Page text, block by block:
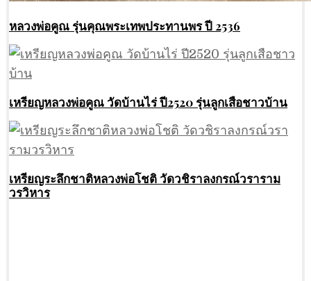
หลวงพ่อคูณ รุ่นคุณพระเทพประทานพร ปี 2536
เหรียญหลวงพ่อคูณ วัดบ้านไร่ ปี2520 รุ่นลูกเสือชาวบ้าน
เหรียญระลึกชาติหลวงพ่อโชติ วัดวชิราลงกรณ์วราราม
วรวิหาร